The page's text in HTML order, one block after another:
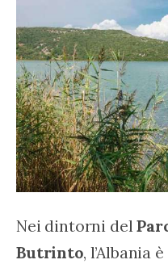
Nei dintorni del
Butrinto, l’Albania